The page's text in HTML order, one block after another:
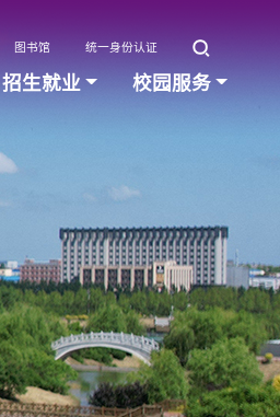
图书馆 统一身份认证
招生就业 校园服务